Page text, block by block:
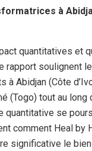
à
quantitatives et
rapport soulignent
à Abidjan (Côte
(Togo) tout au long
quantitative se
comment Heal by
significative le